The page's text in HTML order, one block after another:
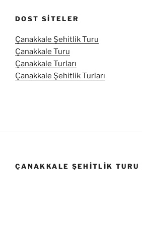
DOST SITELER
Çanakkale Şehitlik Turu
Çanakkale Turu
Çanakkale Turları
Çanakkale Şehitlik Turları
ÇANAKKALE ŞEHITLIK TURU